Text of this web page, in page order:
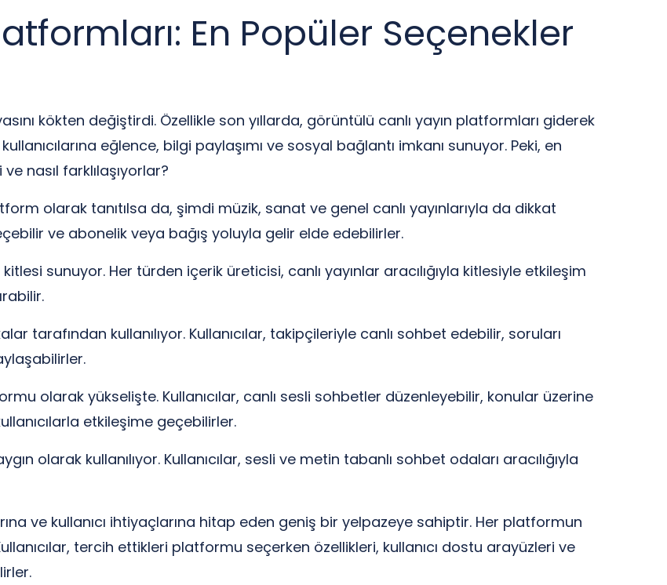
En Popüler Seçenekler
kökten değiştirdi. Özellikle son yıllarda, görüntülü canlı yayın platformları giderek
eğlence, bilgi paylaşımı ve sosyal bağlantı imkanı sunuyor. Peki, en
nasıl farklılaşıyorlar?
olarak tanıtılsa da, şimdi müzik, sanat ve genel canlı yayınlarıyla da dikkat
ve abonelik veya bağış yoluyla gelir elde edebilirler.
sunuyor. Her türden içerik üreticisi, canlı yayınlar aracılığıyla kitlesiyle etkileşim
tarafından kullanılıyor. Kullanıcılar, takipçileriyle canlı sohbet edebilir, soruları
olarak yükselişte. Kullanıcılar, canlı sesli sohbetler düzenleyebilir, konular üzerine
etkileşime geçebilirler.
olarak kullanılıyor. Kullanıcılar, sesli ve metin tabanlı sohbet odaları aracılığıyla
ve kullanıcı ihtiyaçlarına hitap eden geniş bir yelpazeye sahiptir. Her platformun
tercih ettikleri platformu seçerken özellikleri, kullanıcı dostu arayüzleri ve